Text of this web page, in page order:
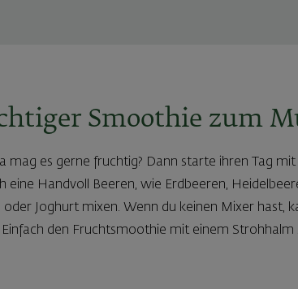
Smoothie zum
mag es gerne fruchtig? Dann starte ihren Tag
eine Handvoll Beeren, wie Erdbeeren,
Joghurt mixen. Wenn du keinen Mixer hast,
den Fruchtsmoothie mit einem Strohhalm